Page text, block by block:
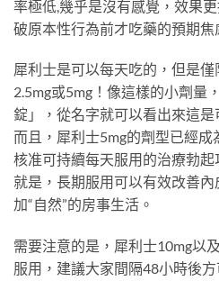
率極低,幾乎是沒有感覺，效果
破原本性行為前才吃藥的預期焦
犀利士是可以每天吃的，但是
2.5mg或5mg！像這樣的小劑量
錠」，從名字就可以看出來這是
而且，犀利士5mg的劑型已經
核准可持續每天服用的治療勃
就是，長期服用可以有效改善
加“自然”的房事生活。
需要注意的是，犀利士10mg以
服用，建議大家間隔48小時後